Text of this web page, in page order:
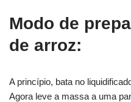
Modo de
de arroz:
A princípio, bata no
Agora leve a massa a uma